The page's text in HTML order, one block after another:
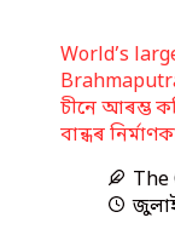
World’s
চীনে আৰম্ভ
বান্ধৰ
The